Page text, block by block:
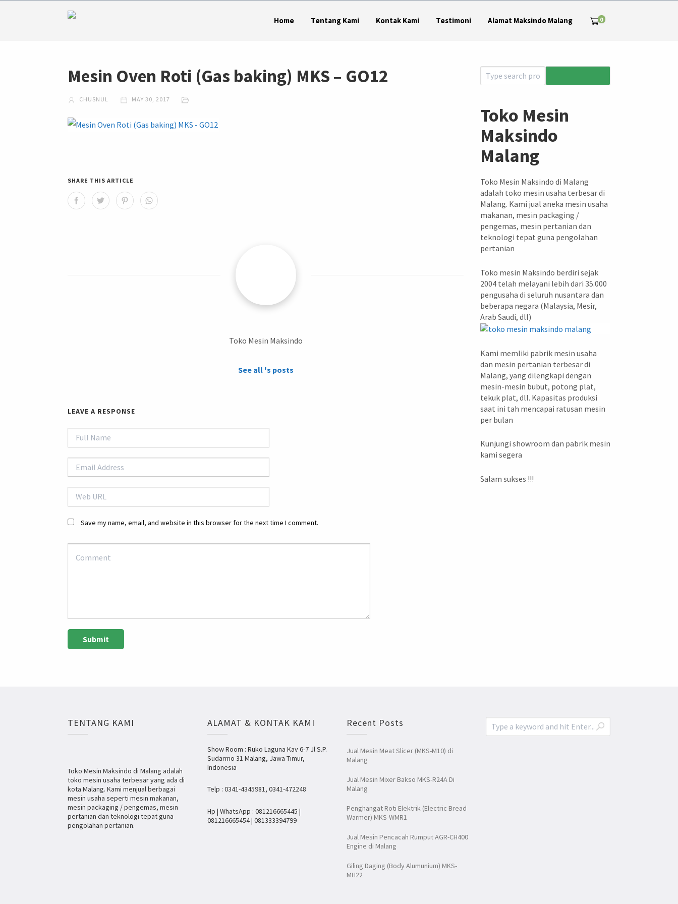
Home Tentang Kami Kontak Kami Testimoni Alamat Maksindo Malang 0
Mesin Oven Roti (Gas baking) MKS – GO12
CHUSNUL MAY 30, 2017
SHARE THIS ARTICLE
Toko Mesin Maksindo
See all 's posts
LEAVE A RESPONSE
Save my name, email, and website in this browser for the next time I comment.
Toko Mesin
Maksindo
Malang
Toko Mesin Maksindo di Malang
adalah toko mesin usaha terbesar di
Malang. Kami jual aneka mesin usaha
makanan, mesin packaging /
pengemas, mesin pertanian dan
teknologi tepat guna pengolahan
pertanian
Toko mesin Maksindo berdiri sejak
2004 telah melayani lebih dari 35.000
pengusaha di seluruh nusantara dan
beberapa negara (Malaysia, Mesir,
Arab Saudi, dll)
Kami memliki pabrik mesin usaha
dan mesin pertanian terbesar di
Malang, yang dilengkapi dengan
mesin-mesin bubut, potong plat,
tekuk plat, dll. Kapasitas produksi
saat ini tah mencapai ratusan mesin
per bulan
Kunjungi showroom dan pabrik mesin
kami segera
Salam sukses !!!
TENTANG KAMI
Toko Mesin Maksindo di Malang adalah
toko mesin usaha terbesar yang ada di
kota Malang. Kami menjual berbagai
mesin usaha seperti mesin makanan,
mesin packaging / pengemas, mesin
pertanian dan teknologi tepat guna
pengolahan pertanian.
ALAMAT & KONTAK KAMI
Show Room : Ruko Laguna Kav 6-7 Jl S.P.
Sudarmo 31 Malang, Jawa Timur,
Indonesia
Telp : 0341-4345981, 0341-472248
Hp | WhatsApp : 081216665445 |
081216665454 | 081333394799
Recent Posts
Jual Mesin Meat Slicer (MKS-M10) di
Malang
Jual Mesin Mixer Bakso MKS-R24A Di
Malang
Penghangat Roti Elektrik (Electric Bread
Warmer) MKS-WMR1
Jual Mesin Pencacah Rumput AGR-CH400
Engine di Malang
Giling Daging (Body Alumunium) MKS-
MH22